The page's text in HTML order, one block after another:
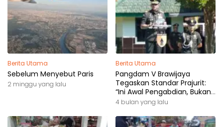
Berita Utama
Sebelum Menyebut Paris
2 minggu yang lalu
Berita Utama
Pangdam V Brawijaya
Tegaskan Standar Prajurit:
“Ini Awal Pengabdian, Bukan
Akhir Perjalanan”
4 bulan yang lalu